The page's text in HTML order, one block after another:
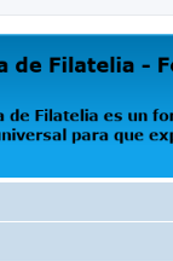
abierto que Afinet